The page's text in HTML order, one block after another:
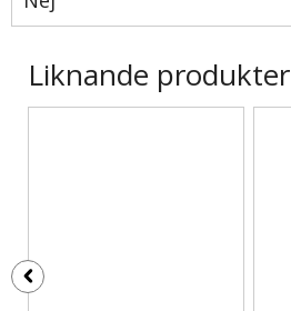
Liknande produkter